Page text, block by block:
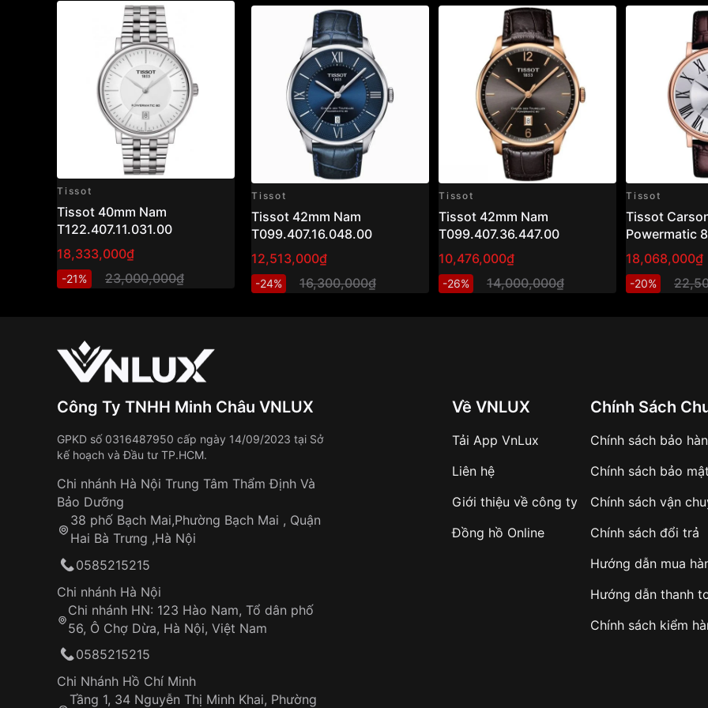
Tissot
Tissot 40mm Nam
T122.407.11.031.00
18,333,000₫
-21% 23,000,000₫
Tissot
Tissot 42mm Nam
T099.407.16.048.00
12,513,000₫
-24% 16,300,000₫
Tissot
Tissot 42mm Nam
T099.407.36.447.00
10,476,000₫
-26% 14,000,000₫
Tissot
Tissot
Powermatic
– Đồng hồ
mạ vàng
18,068,000₫
-20%
Công Ty TNHH Minh Châu VNLUX
GPKD số 0316487950 cấp ngày 14/09/2023 tại Sở
kế hoạch và Đầu tư TP.HCM.
Chi nhánh Hà Nội Trung Tâm Thẩm Định Và
Bảo Dưỡng
38 phố Bạch Mai,Phường Bạch Mai , Quận
Hai Bà Trưng ,Hà Nội
0585215215
Chi nhánh Hà Nội
Chi nhánh HN: 123 Hào Nam, Tổ dân phố
56, Ô Chợ Dừa, Hà Nội, Việt Nam
0585215215
Chi Nhánh Hồ Chí Minh
Tầng 1, 34 Nguyễn Thị Minh Khai, Phường
Về VNLUX
Tải App VnLux
Liên hệ
Giới thiệu về công ty
Đồng hồ Online
Chính Sách
Chính sách bảo
Chính sách bảo mật
Chính sách vận
Chính sách đổi trả
Hướng dẫn mua
Hướng dẫn thanh
Chính sách kiểm